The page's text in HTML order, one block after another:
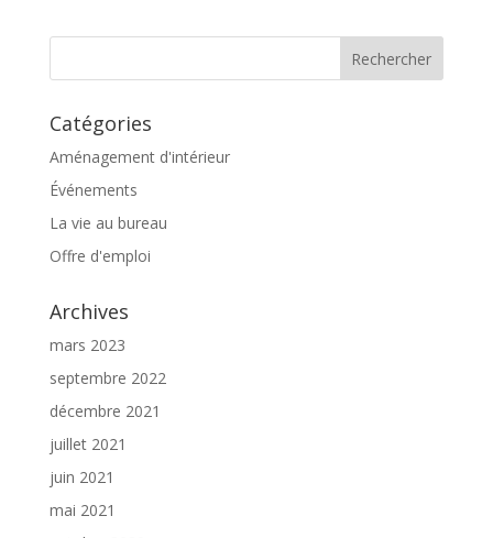
Catégories
Aménagement d'intérieur
Événements
La vie au bureau
Offre d'emploi
Archives
mars 2023
septembre 2022
décembre 2021
juillet 2021
juin 2021
mai 2021